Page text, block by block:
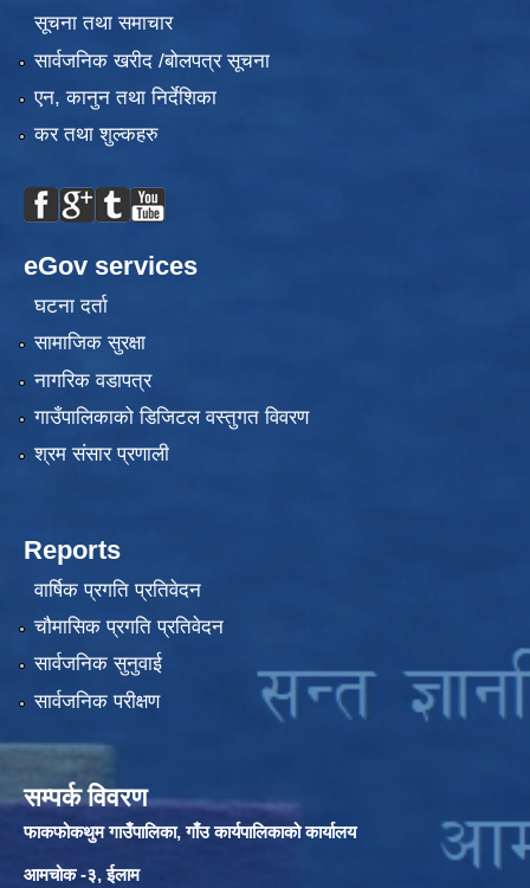
सूचना तथा समाचार
सार्वजनिक खरीद /बोलपत्र सूचना
एन, कानुन तथा निर्देशिका
कर तथा शुल्कहरु
eGov services
घटना दर्ता
सामाजिक सुरक्षा
नागरिक वडापत्र
गाउँपालिकाको डिजिटल वस्तुगत विवरण
श्रम संसार प्रणाली
Reports
वार्षिक प्रगति प्रतिवेदन
चौमासिक प्रगति प्रतिवेदन
सार्वजनिक सुनुवाई
सार्वजनिक परीक्षण
सम्पर्क विवरण
फाकफोकथुम गाउँपालिका, गाँउ कार्यपालिकाको कार्यालय
आमचोक -३, ईलाम